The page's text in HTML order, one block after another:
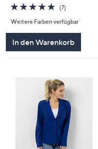
4.7
von
5
(7)
Weitere Farben verfügbar
In den Warenkorb